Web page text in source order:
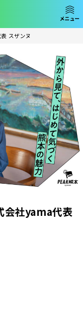
スザンヌ
会社yama代表